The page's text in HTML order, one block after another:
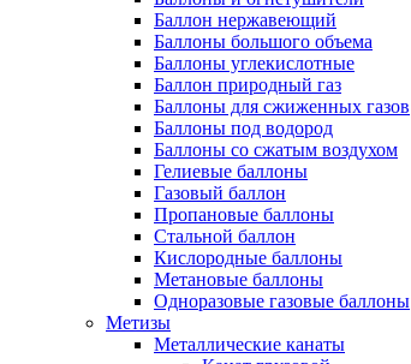
Баллон нержавеющий
Баллоны большого объема
Баллоны углекислотные
Баллон природный газ
Баллоны для сжиженных газов
Баллоны под водород
Баллоны со сжатым воздухом
Гелиевые баллоны
Газовый баллон
Пропановые баллоны
Стальной баллон
Кислородные баллоны
Метановые баллоны
Одноразовые газовые баллоны
Метизы
Металлические канаты